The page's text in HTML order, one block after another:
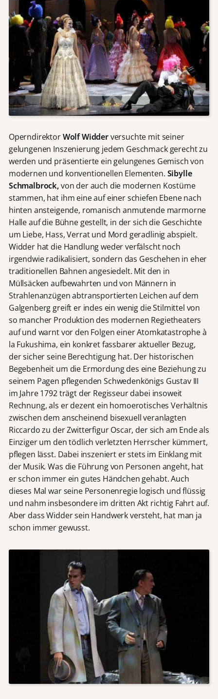
OperndirektorWolf Widderversuchte mit seiner
gelungenen Inszenierung jedem Geschmack gerecht zu
werden und präsentierte ein gelungenes Gemisch von
modernen und konventionellen Elementen. Sibylle
Schmalbrock,von der auch die modernen Kostüme
stammen, hat ihm eine auf einer schiefen Ebene nach
hinten ansteigende, romanisch anmutende marmorne
Halle auf die Bühne gestellt, in der sich die Geschichte
um Liebe, Hass, Verrat und Mord geradlinig abspielt.
Widder hat die Handlung weder verfälscht noch
irgendwie radikalisiert, sondern das Geschehen in eher
traditionellen Bahnen angesiedelt. Mit den in
Müllsäcken aufbewahrten und von Männern in
Strahlenanzügen abtransportierten Leichen auf dem
Galgenberg greift er indes ein wenig die Stilmittel von
so mancher Produktion des modernen Regietheaters
auf und warnt vor den Folgen einer Atomkatastrophe à
la Fukushima, ein konkret fassbarer aktueller Bezug,
der sicher seine Berechtigung hat. Der historischen
Begebenheit um die Ermordung des eine Beziehung zu
seinem Pagen pflegenden Schwedenkönigs Gustav III
im Jahre 1792 trägt der Regisseur dabei insoweit
Rechnung, als er dezent ein homoerotisches Verhältnis
zwischen dem anscheinend bisexuell veranlagten
Riccardo zu der Zwitterfigur Oscar, der sich am Ende als
Einziger um den tödlich verletzten Herrscher kümmert,
pflegen lässt. Dabei inszeniert er stets im Einklang mit
der Musik. Was die Führung von Personen angeht, hat
er schon immer ein gutes Händchen gehabt. Auch
dieses Mal war seine Personenregie logisch und flüssig
und nahm insbesondere im dritten Akt richtig Fahrt auf.
Aber dass Widder sein Handwerk versteht, hat man ja
schon immer gewusst.